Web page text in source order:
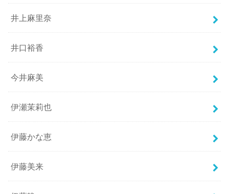
井上麻里奈
井口裕香
今井麻美
伊瀬茉莉也
伊藤かな恵
伊藤美来